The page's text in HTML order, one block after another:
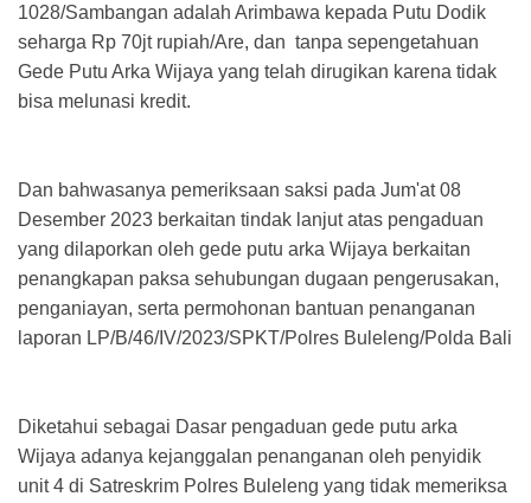
1028/Sambangan adalah Arimbawa kepada Putu Dodik
seharga Rp 70jt rupiah/Are, dan tanpa sepengetahuan
Gede Putu Arka Wijaya yang telah dirugikan karena tidak
bisa melunasi kredit.
Dan bahwasanya pemeriksaan saksi pada Jum'at 08
Desember 2023 berkaitan tindak lanjut atas pengaduan
yang dilaporkan oleh gede putu arka Wijaya berkaitan
penangkapan paksa sehubungan dugaan pengerusakan,
penganiayan, serta permohonan bantuan penanganan
laporan LP/B/46/IV/2023/SPKT/Polres Buleleng/Polda Bali
Diketahui sebagai Dasar pengaduan gede putu arka
Wijaya adanya kejanggalan penanganan oleh penyidik
unit 4 di Satreskrim Polres Buleleng yang tidak memeriksa